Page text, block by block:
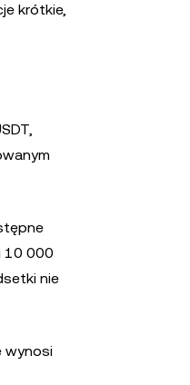
krótkie,
10 000
nie
wynosi